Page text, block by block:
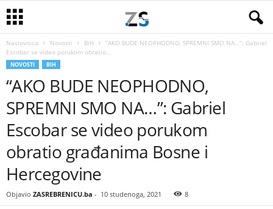
Naslovnica Novosti BiH
“AKO BUDE NEOPHODNO, SPREMNI SMO NA…”: Gabriel
Escobar se video porukom obratio...
NOVOSTI BIH
“AKO BUDE NEOPHODNO,
SPREMNI SMO NA…”: Gabriel
Escobar se video porukom
obratio građanima Bosne i
Hercegovine
Objavio ZASREBRENICU.ba - 10 studenoga, 2021 8